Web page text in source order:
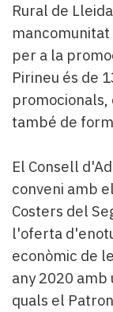
Rural de
per a la
Pirineu és de
promocionals,
també de
El Consell
conveni amb
Costers del
l'oferta
econòmic de
any 2020
quals el